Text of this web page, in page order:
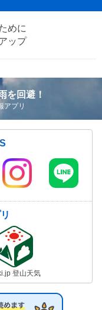
めに
ップ
を回避！
プリ
登山天気